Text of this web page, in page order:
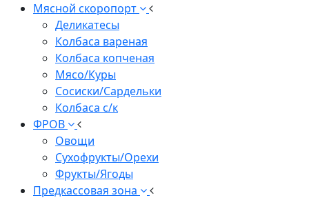
Мясной скоропорт
Деликатесы
Колбаса вареная
Колбаса копченая
Мясо/Куры
Сосиски/Сардельки
Колбаса с/к
ФРОВ
Овощи
Сухофрукты/Орехи
Фрукты/Ягоды
Предкассовая зона